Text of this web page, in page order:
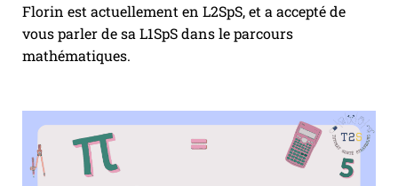
Florin est actuellement en L2SpS, et a accepté de
vous parler de sa L1SpS dans le parcours
mathématiques.